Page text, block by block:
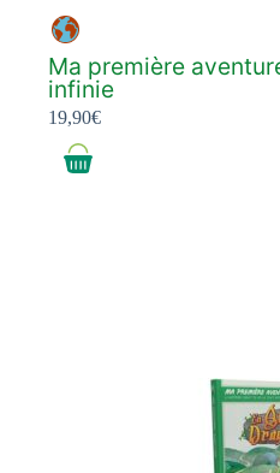
Ma première
infinie
19,90€